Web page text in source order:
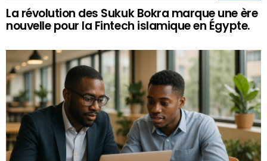
La révolution des Sukuk Bokra marque une ère
nouvelle pour la Fintech islamique en Égypte.